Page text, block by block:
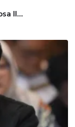
II...